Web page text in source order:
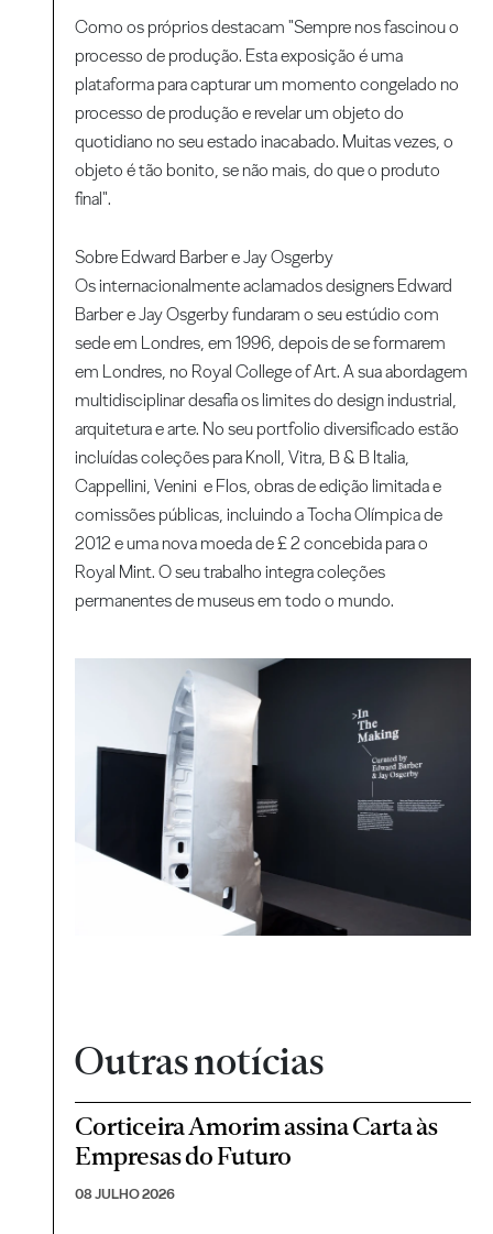
Como os próprios destacam "Sempre nos fascinou o
processo de produção. Esta exposição é uma
plataforma para capturar um momento congelado no
processo de produção e revelar um objeto do
quotidiano no seu estado inacabado. Muitas vezes, o
objeto é tão bonito, se não mais, do que o produto
final".
Sobre Edward Barber e Jay Osgerby
Os internacionalmente aclamados designers Edward
Barber e Jay Osgerby fundaram o seu estúdio com
sede em Londres, em 1996, depois de se formarem
em Londres, no Royal College of Art. A sua abordagem
multidisciplinar desafia os limites do design industrial,
arquitetura e arte. No seu portfolio diversificado estão
incluídas coleções para Knoll, Vitra, B & B Italia,
Cappellini, Venini e Flos, obras de edição limitada e
comissões públicas, incluindo a Tocha Olímpica de
2012 e uma nova moeda de £ 2 concebida para o
Royal Mint. O seu trabalho integra coleções
permanentes de museus em todo o mundo.
Outras notícias
Corticeira Amorim assina Carta às
Empresas do Futuro
08 JULHO 2026